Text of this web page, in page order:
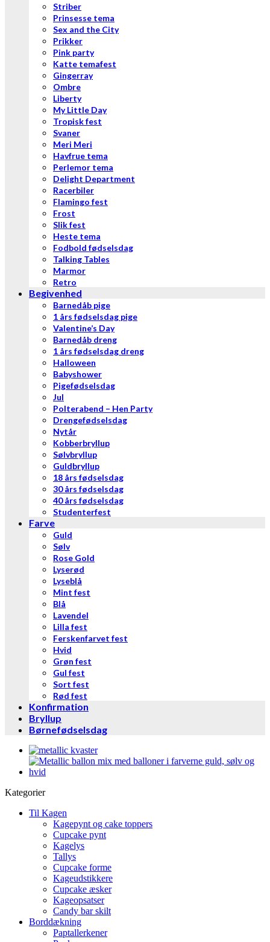
Striber
Prinsesse tema
Sex and the City
Prikker
Pink party
Katte temafest
Gingerray
Ombre
Liberty
My Little Day
Tropisk fest
Svaner
Meri Meri
Havfrue tema
Perlemor tema
Delight Department
Racerbiler
Flamingo fest
Frost
Slik fest
Heste tema
Fodbold fødselsdag
Talking Tables
Marmor
Retro
Begivenhed
Barnedåb pige
1 års fødselsdag pige
Valentine’s Day
Barnedåb dreng
1 års fødselsdag dreng
Halloween
Babyshower
Pigefødselsdag
Jul
Polterabend – Hen Party
Drengefødselsdag
Nytår
Kobberbryllup
Sølvbryllup
Guldbryllup
18 års fødselsdag
30 års fødselsdag
40 års fødselsdag
Studenterfest
Farve
Guld
Sølv
Rose Gold
Lyserød
Lyseblå
Mint fest
Blå
Lavendel
Lilla fest
Ferskenfarvet fest
Hvid
Grøn fest
Gul fest
Sort fest
Rød fest
Konfirmation
Bryllup
Børnefødselsdag
Kategorier
Til Kagen
Kagepynt og cake toppers
Cupcake pynt
Kagelys
Tallys
Cupcake forme
Kageudstikkere
Cupcake æsker
Kageopsatser
Candy bar skilt
Borddækning
Paptallerkener